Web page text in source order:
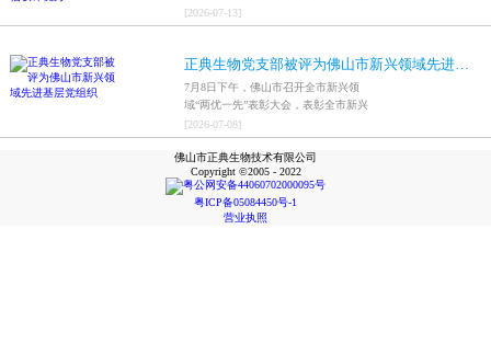
究中心，在全省参评科研平台中综合表
现突出，成功获评最高评价等级“优
[2026-07-13]
正典生物党支部被评为佛山市新兴领域先进基层党组织
7月8日下午，佛山市召开全市新兴领
域“两优一先”表彰大会，表彰全市新兴
领域优秀共产党员、优秀党务工作者和
先进基层党组织，中共佛山市正典生物
技术有限公司支部委员会被评为佛山市
新兴领域先进基层党组织。
[2026-07-08]
佛山市正典生物技术有限公司
Copyright ©2005 - 2022
粤公网安备44060702000095号
粤ICP备05084450号-1
营业执照